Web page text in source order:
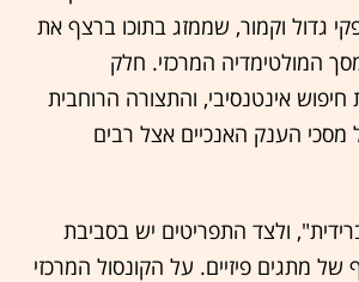
גדול וקמור, שממזג בתוכו ברצף את
המולטימדיה המרכזי. חלק
חיפוש אינטנסיבי, והתצורה הרוחבית
הענק האנכיים אצל רבים
ולצד התפריטים יש בסביבת
מתגים פיזיים. על הקונסול המרכזי